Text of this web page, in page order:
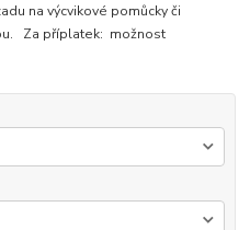
na výcvikové pomůcky či
Za příplatek: možnost